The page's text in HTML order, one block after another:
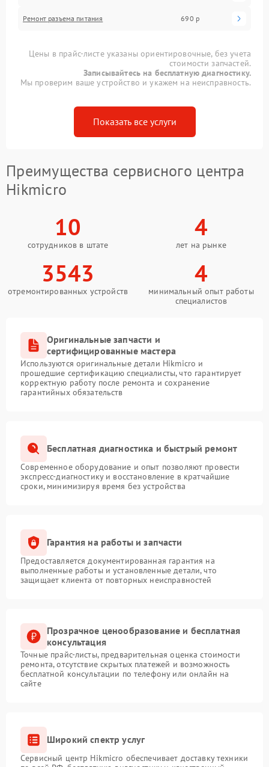
Ремонт разъема питания 690 р
Цены в прайс-листе указаны ориентировочные, без учета
стоимости запчастей.
Записывайтесь на бесплатную диагностику.
Мы проверим ваше устройство и укажем на неисправность.
Показать все услуги
Преимущества сервисного центра
Hikmicro
10
сотрудников в штате
4
лет на рынке
3543
отремонтированных устройств
4
минимальный опыт работы
специалистов
Оригинальные запчасти и
сертифицированные мастера
Используются оригинальные детали Hikmicro и
прошедшие сертификацию специалисты, что гарантирует
корректную работу после ремонта и сохранение
гарантийных обязательств
Бесплатная диагностика и быстрый ремонт
Современное оборудование и опыт позволяют провести
экспресс-диагностику и восстановление в кратчайшие
сроки, минимизируя время без устройства
Гарантия на работы и запчасти
Предоставляется документированная гарантия на
выполненные работы и установленные детали, что
защищает клиента от повторных неисправностей
Прозрачное ценообразование и бесплатная
консультация
Точные прайс-листы, предварительная оценка стоимости
ремонта, отсутствие скрытых платежей и возможность
бесплатной консультации по телефону или онлайн на
сайте
Широкий спектр услуг
Сервисный центр Hikmicro обеспечивает доставку техники